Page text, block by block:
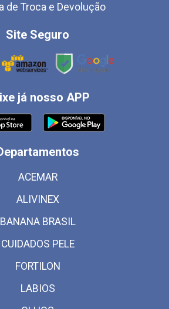
de Troca e Devolução
Site Seguro
já nosso APP
ACEMAR
ALIVINEX
BANANA BRASIL
CUIDADOS PELE
FORTILON
LABIOS